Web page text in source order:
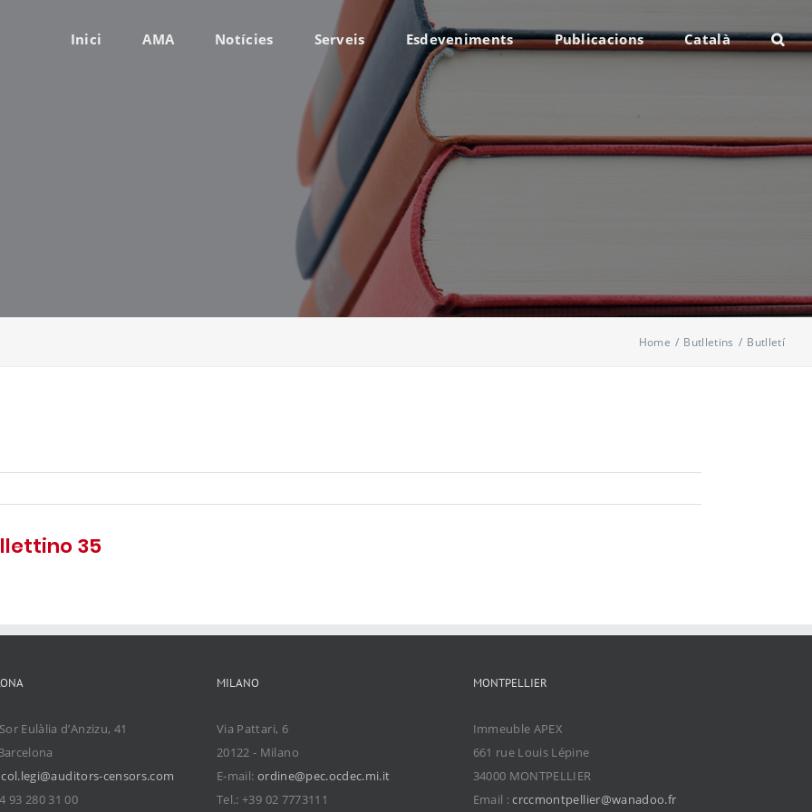
Inici AMA Notícies Serveis Esdeveniments Publicacions Català
Home / Butlletins / Butlletí
35
Eulàlia d’Anzizu, 41
col.legi@auditors-censors.com
93 280 31 00
MILANO
Via Pattari, 6
20122 - Milano
E-mail: ordine@pec.ocdec.mi.it
Tel.: +39 02 7773111
MONTPELLIER
Immeuble APEX
661 rue Louis Lépine
34000 MONTPELLIER
Email :crccmontpellier@wanadoo.fr